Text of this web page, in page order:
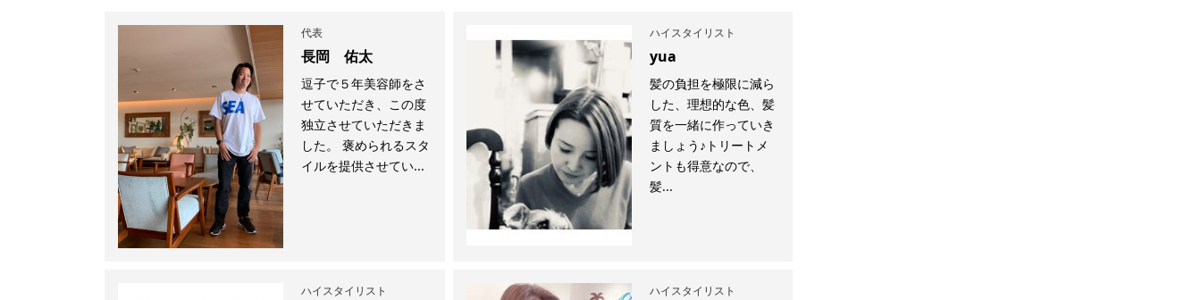
代表
長岡 佑太
逗子で５年美容師をさ
せていただき、この度
独立させていただきま
した。 褒められるスタ
イルを提供させてい...
ハイスタイリスト
yua
髪の負担を極限に減ら
した、理想的な色、髪
質を一緒に作っていき
ましょう♪トリートメ
ントも得意なので、
髪...
ハイスタイリスト ハイスタイリスト